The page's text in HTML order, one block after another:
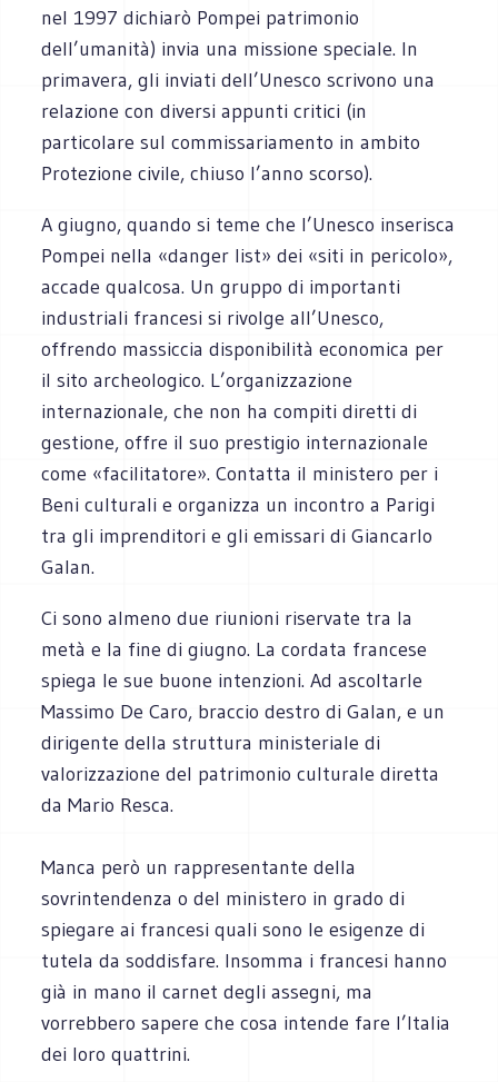
nel 1997 dichiarò Pompei patrimonio
dell’umanità) invia una missione speciale. In
primavera, gli inviati dell’Unesco scrivono una
relazione con diversi appunti critici (in
particolare sul commissariamento in ambito
Protezione civile, chiuso l’anno scorso).
A giugno, quando si teme che l’Unesco inserisca
Pompei nella «danger list» dei «siti in pericolo»,
accade qualcosa. Un gruppo di importanti
industriali francesi si rivolge all’Unesco,
offrendo massiccia disponibilità economica per
il sito archeologico. L’organizzazione
internazionale, che non ha compiti diretti di
gestione, offre il suo prestigio internazionale
come «facilitatore». Contatta il ministero per i
Beni culturali e organizza un incontro a Parigi
tra gli imprenditori e gli emissari di Giancarlo
Galan.
Ci sono almeno due riunioni riservate tra la
metà e la fine di giugno. La cordata francese
spiega le sue buone intenzioni. Ad ascoltarle
Massimo De Caro, braccio destro di Galan, e un
dirigente della struttura ministeriale di
valorizzazione del patrimonio culturale diretta
da Mario Resca.
Manca però un rappresentante della
sovrintendenza o del ministero in grado di
spiegare ai francesi quali sono le esigenze di
tutela da soddisfare. Insomma i francesi hanno
già in mano il carnet degli assegni, ma
vorrebbero sapere che cosa intende fare l’Italia
dei loro quattrini.